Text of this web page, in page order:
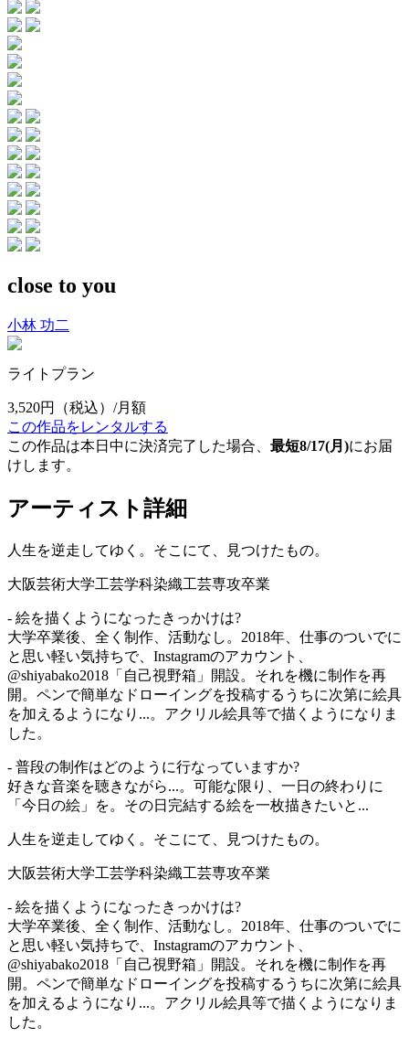
close to you
小林 功二
ライトプラン
3,520円
（税込）/月額
この作品をレンタルする
この作品は本日中に決済完了した場合、 最短8/17(月)にお届
けします。
アーティスト詳細
人生を逆走してゆく。そこにて、見つけたもの。
大阪芸術大学工芸学科染織工芸専攻卒業
- 絵を描くようになったきっかけは?
大学卒業後、全く制作、活動なし。2018年、仕事のついでに
と思い軽い気持ちで、Instagramのアカウント、
@shiyabako2018「自己視野箱」開設。それを機に制作を再
開。ペンで簡単なドローイングを投稿するうちに次第に絵具
を加えるようになり...。アクリル絵具等で描くようになりま
した。
- 普段の制作はどのように行なっていますか?
好きな音楽を聴きながら...。可能な限り、一日の終わりに
「今日の絵」を。その日完結する絵を一枚描きたいと...
人生を逆走してゆく。そこにて、見つけたもの。
大阪芸術大学工芸学科染織工芸専攻卒業
- 絵を描くようになったきっかけは?
大学卒業後、全く制作、活動なし。2018年、仕事のついでに
と思い軽い気持ちで、Instagramのアカウント、
@shiyabako2018「自己視野箱」開設。それを機に制作を再
開。ペンで簡単なドローイングを投稿するうちに次第に絵具
を加えるようになり...。アクリル絵具等で描くようになりま
した。